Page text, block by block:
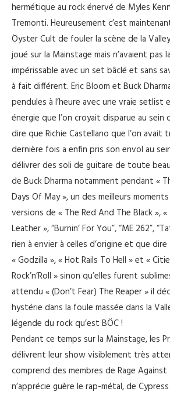
hermétique au rock énervé de Myles
Tremonti. Heureusement c’est
Öyster Cult de fouler la scène de la
joué sur la Mainstage mais n’avaient pas
impérissable avec un set bâclé et sans
à fait différent. Eric Bloom et Buck
pendules à l’heure avec une vraie
énergie que l’on croyait disparue au sein
dire que Richie Castellano que l’on
dernière fois a enfin pris son envol au
délivrer des soli de guitare de toute
de Buck Dharma notamment pendant «
Days Of May », un des meilleurs
versions de « The Red And The Black »,
Leather », “Burnin’ For You”, “ME 262”,
rien à envier à celles d’origine et que
« Godzilla », « Hot Rails To Hell » et «
Rock’n’Roll » sinon qu’elles furent
attendu « (Don’t Fear) The Reaper » il
hystérie dans la foule massée dans la
légende du rock qu’est BÖC !
Pendant ce temps sur la Mainstage, les
délivrent leur show visiblement très
comprend des membres de Rage
n’apprécie guère le rap-métal, de